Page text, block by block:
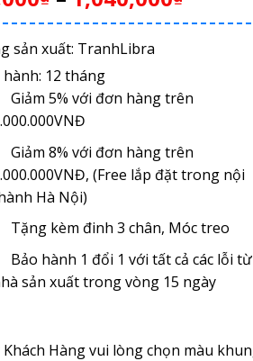
sản xuất: TranhLibra
hành: 12 tháng
Giảm 5% với đơn hàng trên
Giảm 8% với đơn hàng trên
(Free lắp đặt trong nội
Hà Nội)
Tặng kèm đinh 3 chân, Móc treo
Bảo hành 1 đổi 1 với tất cả các lỗi từ
sản xuất trong vòng 15 ngày
Khách Hàng vui lòng chọn màu